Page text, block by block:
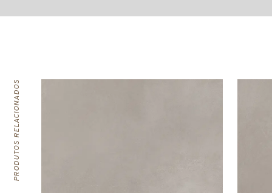
PRODUTOS RELACIONADOS